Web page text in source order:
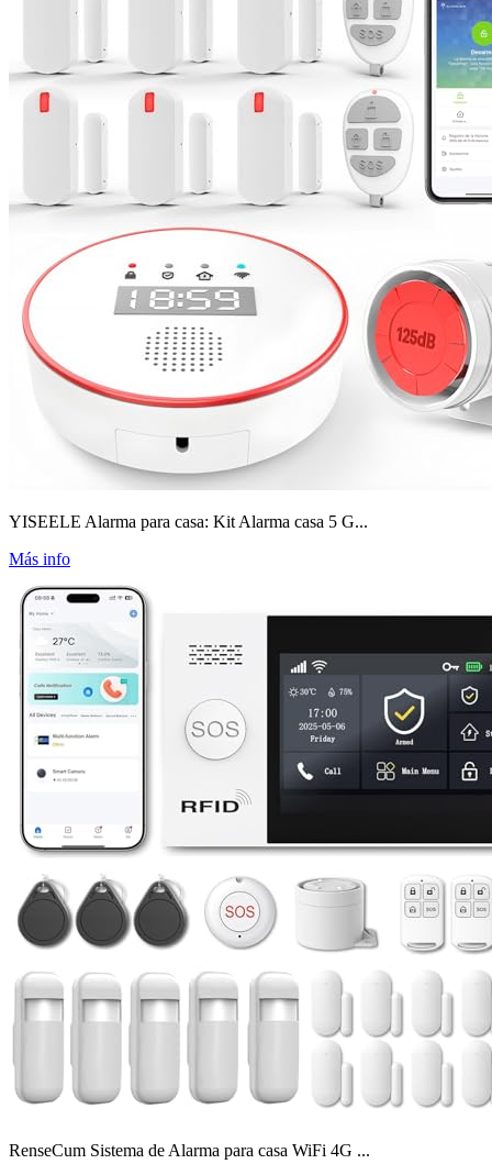
YISEELE Alarma para casa: Kit Alarma casa 5 G...
Más info
RenseCum Sistema de Alarma para casa WiFi 4G ...